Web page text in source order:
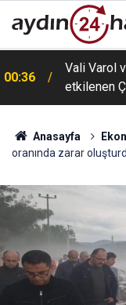
00:36
Vali Varol
etkilenen
Anasayfa
oranında zarar